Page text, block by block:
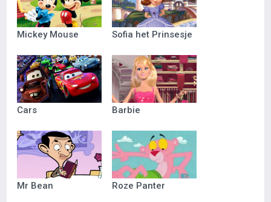
Mickey Mouse Sofia het Prinsesje
Cars Barbie
Mr Bean Roze Panter